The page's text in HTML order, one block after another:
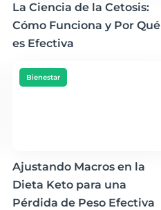
La Ciencia de la Cetosis:
Cómo Funciona y Por Qué
es Efectiva
Bienestar
Ajustando Macros en la
Dieta Keto para una
Pérdida de Peso Efectiva